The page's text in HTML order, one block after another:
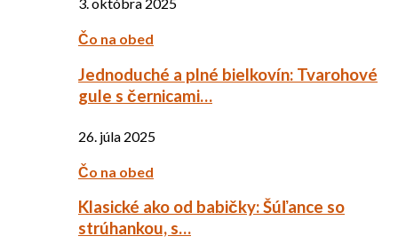
Čo na obed
Jednoduché a plné bielkovín: Tvarohové
gule s černicami…
26. júla 2025
Čo na obed
Klasické ako od babičky: Šúľance so
strúhankou, s…